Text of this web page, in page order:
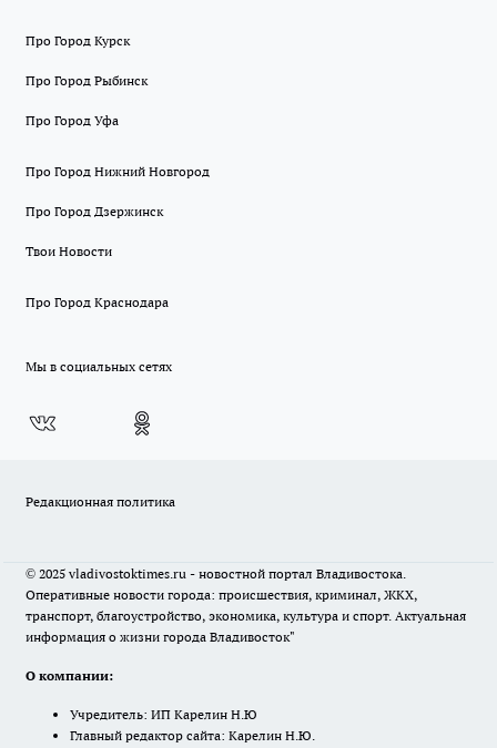
Про Город Курск
Про Город Рыбинск
Про Город Уфа
Про Город Нижний Новгород
Про Город Дзержинск
Твои Новости
Про Город Краснодара
Мы в социальных сетях
Редакционная политика
© 2025 vladivostoktimes.ru - новостной портал Владивостока.
Оперативные новости города: происшествия, криминал, ЖКХ,
транспорт, благоустройство, экономика, культура и спорт. Актуальная
информация о жизни города Владивосток"
О компании:
Учредитель: ИП Карелин Н.Ю
Главный редактор сайта: Карелин Н.Ю.